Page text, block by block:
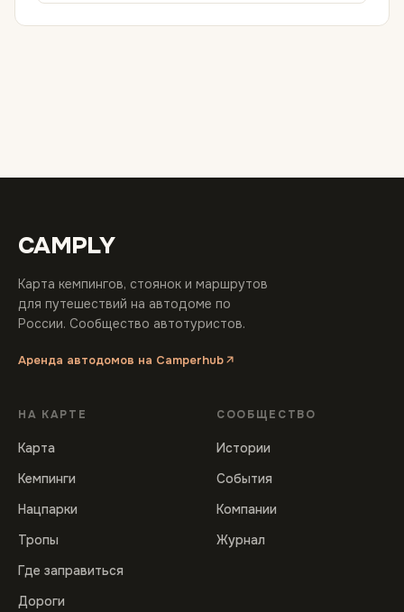
CAMPLY
Карта кемпингов, стоянок и маршрутов
для путешествий на автодоме по
России. Сообщество автотуристов.
Аренда автодомов на Camperhub
НА КАРТЕ
Карта
Кемпинги
Нацпарки
Тропы
Где заправиться
Дороги
СООБЩЕСТВО
Истории
События
Компании
Журнал